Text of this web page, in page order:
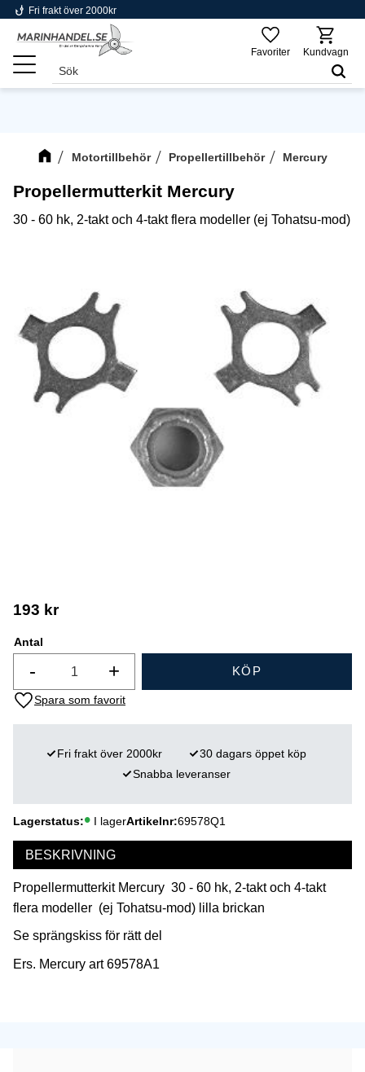
Meny
phishing Fri frakt över 2000kr
Favoriter Kundvagn
Motortillbehör Propellertillbehör Mercury
Propellermutterkit Mercury
30 - 60 hk, 2-takt och 4-takt flera modeller (ej Tohatsu-mod)
193 kr
Antal
+
- KÖP
Lägg till i favoriter
Lagerstatus I lagerArtikelnr 69578Q1
Fri frakt över 2000kr
30 dagars öppet köp
Snabba leveranser
BESKRIVNING
Propellermutterkit Mercury 30 - 60 hk, 2-takt och 4-takt
flera modeller (ej Tohatsu-mod) lilla brickan
Se sprängskiss för rätt del
Ers. Mercury art 69578A1